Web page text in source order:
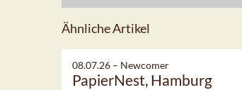
Ähnliche Artikel
08.07.26 – Newcomer
PapierNest, Hamburg